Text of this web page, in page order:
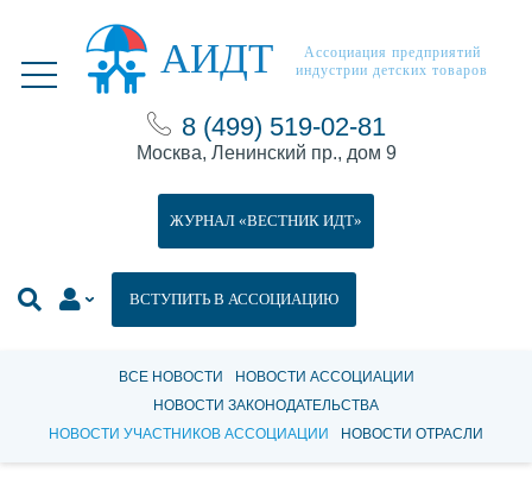
АИДТ
Ассоциация предприятий
индустрии детских товаров
8 (499) 519-02-81
Москва, Ленинский пр., дом 9
ВСТУПИТЬ В АССОЦИАЦИЮ
ЖУРНАЛ «ВЕСТНИК ИДТ»
ВСЕ НОВОСТИ
НОВОСТИ АССОЦИАЦИИ
НОВОСТИ ЗАКОНОДАТЕЛЬСТВА
НОВОСТИ УЧАСТНИКОВ АССОЦИАЦИИ
НОВОСТИ ОТРАСЛИ